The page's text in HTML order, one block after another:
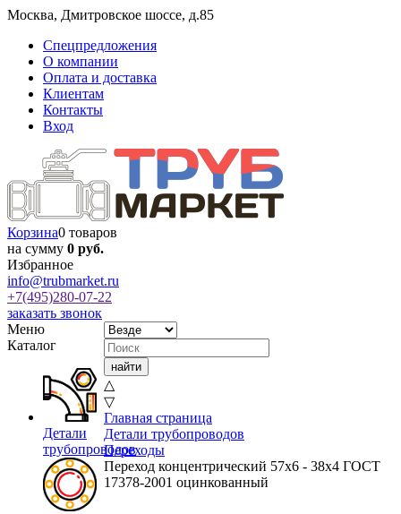
Москва, Дмитровское шоссе, д.85
Спецпредложения
О компании
Оплата и доставка
Клиентам
Контакты
Вход
Корзина0 товаров
на сумму 0 руб.
Избранное
info@trubmarket.ru
+7(495)280-07-22
заказать звонок
Меню
Каталог
Детали
трубопроводов
△
▽
Главная страница
Детали трубопроводов
Переходы
Переход концентрический 57х6 - 38х4 ГОСТ
17378-2001 оцинкованный